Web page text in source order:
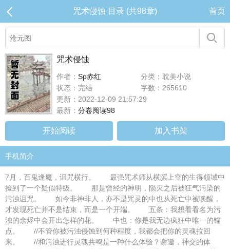
咒术侵蚀 目录 (共98章) 首页
咒术侵蚀
作者： Sp赤红
分类：耽美小说
状态：完结
字数：265610
更新：2022-12-09 21:57:29
最新： 分卷阅读98
开始阅读 加入书架
手机简介
7月，百鬼逢魔，诅咒横行。 最强咒术师从横滨上空的生得领域中
捡到了一个疑似特级。 那是曾经的神明，陨灭之后被狂气污染的
污浊诅咒。 如今非神非人，亦不是咒灵的中也从死亡中被唤醒，
才发现死亡并不是结束，而是一个开端。 五条：我想看看名为污
浊的余烬中会开出怎样的花。 中也：你是我无边疯狂中唯一的锚
点。 //不管你被污浊侵蚀到何种程度，我都会把你的灵魂拉回
来。 //和污浊进行灵魂共鸣是一种什么体验？谢邀，神交的体